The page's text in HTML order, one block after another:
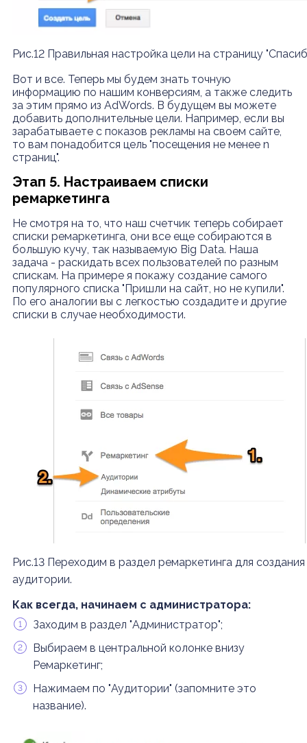
Рис.12 Правильная настройка цели на страницу
Вот и все. Теперь мы будем знать точную
информацию по нашим конверсиям, а также следить
за этим прямо из AdWords. В будущем вы можете
добавить дополнительные цели. Например, если вы
зарабатываете с показов рекламы на своем сайте,
то вам понадобится цель "посещения не менее n
страниц".
Этап 5. Настраиваем списки
ремаркетинга
Не смотря на то, что наш счетчик теперь собирает
списки ремаркетинга, они все еще собираются в
большую кучу, так называемую Big Data. Наша
задача - раскидать всех пользователей по разным
спискам. На примере я покажу создание самого
популярного списка "Пришли на сайт, но не купили".
По его аналогии вы с легкостью создадите и другие
списки в случае необходимости.
Рис.13 Переходим в раздел ремаркетинга для
аудитории.
Как всегда, начинаем с администратора:
Заходим в раздел "Администратор";
Выбираем в центральной колонке внизу
Ремаркетинг;
Нажимаем по "Аудитории" (запомните это
название).